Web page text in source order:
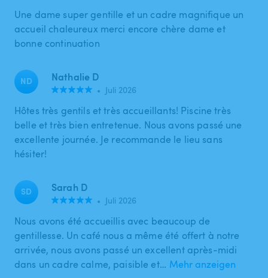
Une dame super gentille et un cadre magnifique un
accueil chaleureux merci encore chère dame et
bonne continuation
ND Nathalie D
• Juli 2026
Hôtes très gentils et très accueillants! Piscine très
belle et très bien entretenue. Nous avons passé une
excellente journée. Je recommande le lieu sans
hésiter!
SD Sarah D
• Juli 2026
Nous avons été accueillis avec beaucoup de
gentillesse. Un café nous a même été offert à notre
arrivée, nous avons passé un excellent après-midi
dans un cadre calme, paisible et… Mehr anzeigen